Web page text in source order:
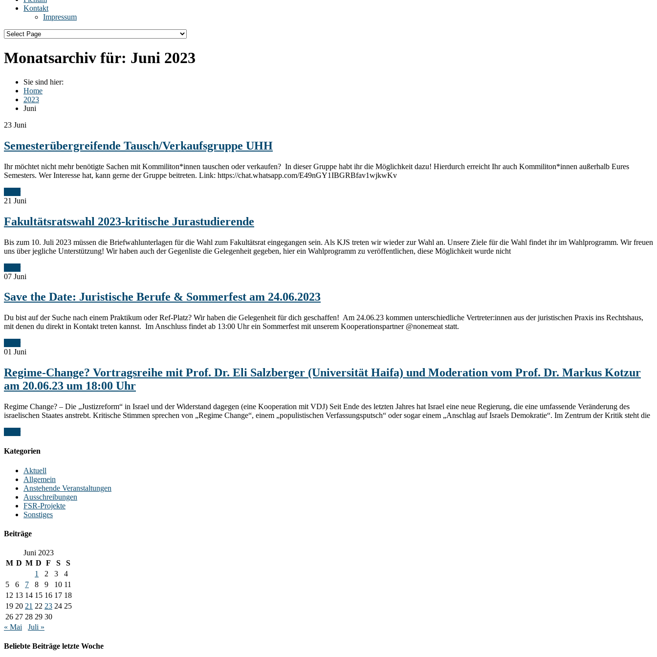
Kontakt
Impressum
Monatsarchiv für: Juni 2023
Sie sind hier:
Home
2023
Juni
23 Juni
Semesterübergreifende Tausch/Verkaufsgruppe UHH
Ihr möchtet nicht mehr benötigte Sachen mit Kommiliton*innen tauschen oder verkaufen? In dieser Gruppe habt ihr die Möglichkeit dazu! Hierdurch erreicht Ihr auch Kommiliton*innen außerhalb Eures
Semesters. Wer Interesse hat, kann gerne der Gruppe beitreten. Link: https://chat.whatsapp.com/E49nGY1IBGRBfav1wjkwKv
21 Juni
Fakultätsratswahl 2023-kritische Jurastudierende
Bis zum 10. Juli 2023 müssen die Briefwahlunterlagen für die Wahl zum Fakultätsrat eingegangen sein. Als KJS treten wir wieder zur Wahl an. Unsere Ziele für die Wahl findet ihr im Wahlprogramm. Wir freuen
uns über jegliche Unterstützung! Wir haben auch der Gegenliste die Gelegenheit gegeben, hier ein Wahlprogramm zu veröffentlichen, diese Möglichkeit wurde nicht
07 Juni
Save the Date: Juristische Berufe & Sommerfest am 24.06.2023
Du bist auf der Suche nach einem Praktikum oder Ref-Platz? Wir haben die Gelegenheit für dich geschaffen! Am 24.06.23 kommen unterschiedliche Vertreter:innen aus der juristischen Praxis ins Rechtshaus,
mit denen du direkt in Kontakt treten kannst. Im Anschluss findet ab 13:00 Uhr ein Sommerfest mit unserem Kooperationspartner @nonemeat statt.
01 Juni
Regime-Change? Vortragsreihe mit Prof. Dr. Eli Salzberger (Universität Haifa) und Moderation vom Prof. Dr. Markus Kotzur
am 20.06.23 um 18:00 Uhr
Regime Change? – Die „Justizreform“ in Israel und der Widerstand dagegen (eine Kooperation mit VDJ) Seit Ende des letzten Jahres hat Israel eine neue Regierung, die eine umfassende Veränderung des
israelischen Staates anstrebt. Kritische Stimmen sprechen von „Regime Change“, einem „populistischen Verfassungsputsch“ oder sogar einem „Anschlag auf Israels Demokratie“. Im Zentrum der Kritik steht die
Kategorien
Aktuell
Allgemein
Anstehende Veranstaltungen
Ausschreibungen
FSR-Projekte
Sonstiges
Beiträge
Juni 2023
M D M D F S
S
1
2 3
4
5
6 7 8 9 10 11
12 13 14 15 16 17 18
19 20 21 22 23 24 25
26 27 28 29 30
« Mai
Juli »
Beliebte Beiträge letzte Woche